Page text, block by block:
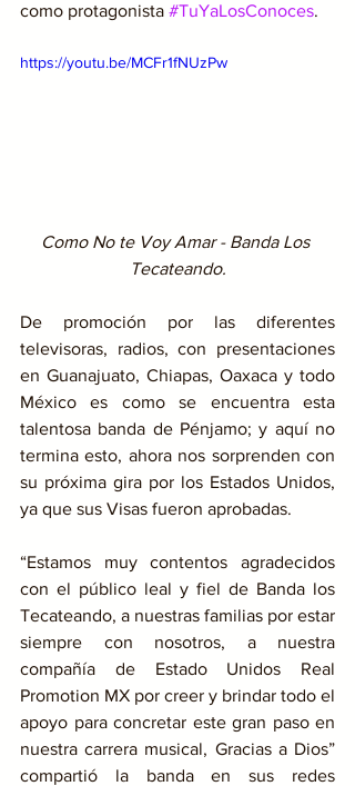
como protagonista #TuYaLosConoces.
https://youtu.be/MCFr1fNUzPw
Como No te Voy Amar - Banda Los
Tecateando.
De promoción por las diferentes
televisoras, radios, con presentaciones
en Guanajuato, Chiapas, Oaxaca y todo
México es como se encuentra esta
talentosa banda de Pénjamo; y aquí no
termina esto, ahora nos sorprenden con
su próxima gira por los Estados Unidos,
ya que sus Visas fueron aprobadas.
“Estamos muy contentos agradecidos
con el público leal y fiel de Banda los
Tecateando, a nuestras familias por estar
siempre con nosotros, a nuestra
compañía de Estado Unidos Real
Promotion MX por creer y brindar todo el
apoyo para concretar este gran paso en
nuestra carrera musical, Gracias a Dios”
compartió la banda en sus redes